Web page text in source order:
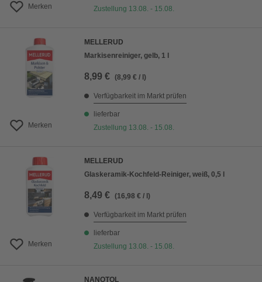
Merken
Zustellung 13.08. - 15.08.
Merken
MELLERUD
Markisenreiniger, gelb, 1 l
8,99 € (8,99 € / l)
Verfügbarkeit im Markt prüfen
lieferbar
Zustellung 13.08. - 15.08.
Merken
MELLERUD
Glaskeramik-Kochfeld-Reiniger, weiß, 0,5 l
8,49 € (16,98 € / l)
Verfügbarkeit im Markt prüfen
lieferbar
Zustellung 13.08. - 15.08.
NANOTOL